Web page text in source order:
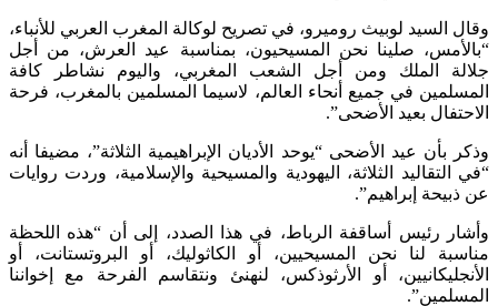
وقال السيد لوبيث روميرو، في تصريح لوكالة المغرب العربي للأنباء،
“بالأمس، صلينا نحن المسيحيون، بمناسبة عيد العرش، من أجل
جلالة الملك ومن أجل الشعب المغربي، واليوم نشاطر كافة
المسلمين في جميع أنحاء العالم، لاسيما المسلمين بالمغرب، فرحة
الاحتفال بعيد الأضحى”.
وذكر بأن عيد الأضحى “يوحد الأديان الإبراهيمية الثلاثة”، مضيفا أنه
“في التقاليد الثلاثة، اليهودية والمسيحية والإسلامية، وردت روايات
عن ذبيحة إبراهيم”.
وأشار رئيس أساقفة الرباط، في هذا الصدد، إلى أن “هذه اللحظة
مناسبة لنا نحن المسيحيين، أو الكاثوليك، أو البروتستانت، أو
الأنجليكانيين، أو الأرثوذكس، لنهنئ ونتقاسم الفرحة مع إخواننا
المسلمين”.